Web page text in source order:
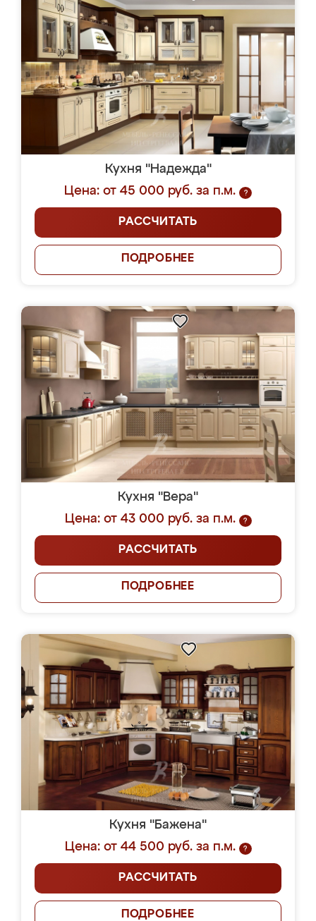
Кухня "Надежда"
Цена: от 45 000 руб. за п.м.
?
РАССЧИТАТЬ
ПОДРОБНЕЕ
Кухня "Вера"
Цена: от 43 000 руб. за п.м.
?
РАССЧИТАТЬ
ПОДРОБНЕЕ
Кухня "Бажена"
Цена: от 44 500 руб. за п.м.
?
РАССЧИТАТЬ
ПОДРОБНЕЕ